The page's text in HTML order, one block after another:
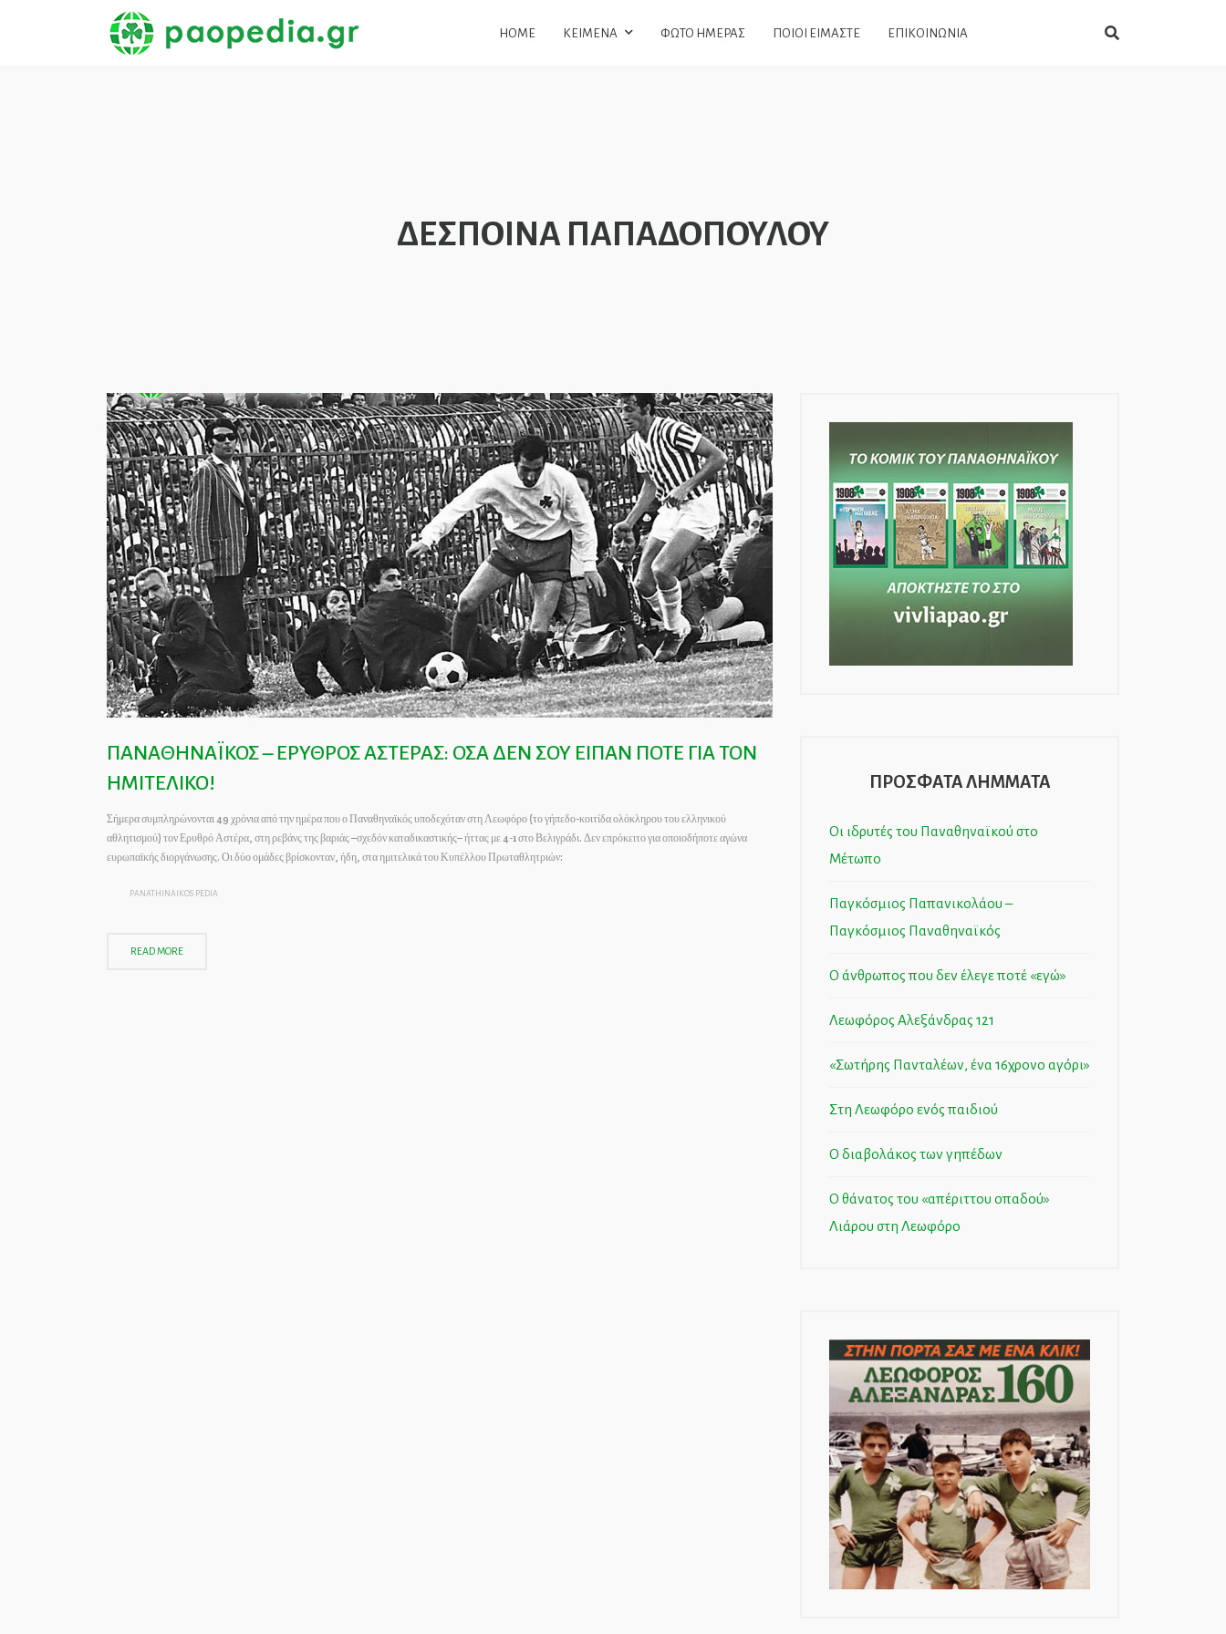
HOME ΚΕΙΜΕΝΑ ΦΩΤΟ ΗΜΕΡΑΣ ΠΟΙΟΙ ΕΙΜΑΣΤΕ ΕΠΙΚΟΙΝΩΝΙΑ
ΔΕΣΠΟΙΝΑ ΠΑΠΑΔΟΠΟΥΛΟΥ
ΠΑΝΑΘΗΝΑΪΚΟΣ – ΕΡΥΘΡΟΣ ΑΣΤΕΡΑΣ: ΟΣΑ ΔΕΝ ΣΟΥ ΕΙΠΑΝ ΠΟΤΕ ΓΙΑ ΤΟΝ
ΗΜΙΤΕΛΙΚΟ!
Σήμερα συμπληρώνονται 49 χρόνια από την ημέρα που ο Παναθηναϊκός υποδεχόταν στη Λεωφόρο (το γήπεδο-κοιτίδα ολόκληρου του ελληνικού
αθλητισμού) τον Ερυθρό Αστέρα, στη ρεβάνς της βαριάς –σχεδόν καταδικαστικής– ήττας με 4-1 στο Βελιγράδι. Δεν επρόκειτο για οποιοδήποτε αγώνα
ευρωπαϊκής διοργάνωσης. Οι δύο ομάδες βρίσκονταν, ήδη, στα ημιτελικά του Κυπέλλου Πρωταθλητριών:
PANATHINAIKOS PEDIA
READ MORE
ΠΡΟΣΦΑΤΑ ΛΗΜΜΑΤΑ
Οι ιδρυτές του Παναθηναϊκού στο
Μέτωπο
Παγκόσμιος Παπανικολάου –
Παγκόσμιος Παναθηναϊκός
Ο άνθρωπος που δεν έλεγε ποτέ «εγώ»
Λεωφόρος Αλεξάνδρας 121
«Σωτήρης Πανταλέων, ένα 16χρονο αγόρι»
Στη Λεωφόρο ενός παιδιού
Ο διαβολάκος των γηπέδων
Ο θάνατος του «απέριττου οπαδού»
Λιάρου στη Λεωφόρο